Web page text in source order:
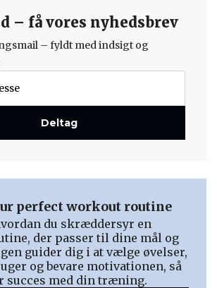
– få vores nyhedsbrev
– fyldt med indsigt og
Deltag
perfect workout routine
du skræddersyr en
der passer til dine mål og
guider dig i at vælge øvelser,
og bevare motivationen, så
succes med din træning.